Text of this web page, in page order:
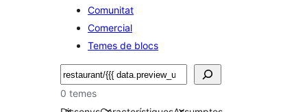
Comunitat
Comercial
Temes de blocs
Cerca
0 temes